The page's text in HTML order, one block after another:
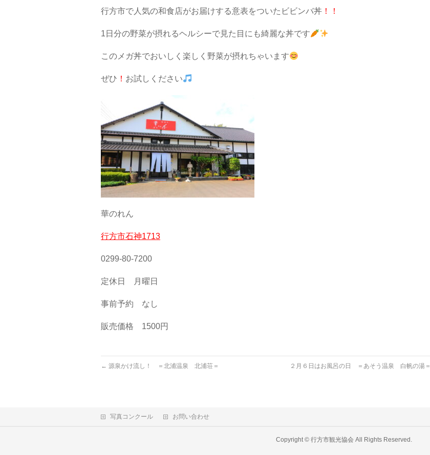
行方市で人気の和食店がお届けする意表をついたビビンバ丼 ！！
1日分の野菜が摂れるヘルシーで見た目にも綺麗な丼です
このメガ丼でおいしく楽しく野菜が摂れちゃいます
ぜひ ！ お試しください
華のれん
行方市石神1713
0299-80-7200
定休日 月曜日
事前予約 なし
販売価格 1500円
← 源泉かけ流し！ ＝北浦温泉 北浦荘＝ ２月６日はお風呂の日 ＝あそう温泉 白帆の湯＝
写真コンクール お問い合わせ
Copyright © 行方市観光協会 All Rights Reserved.